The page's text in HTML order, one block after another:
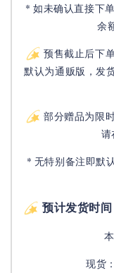
* 如未确认直接下
余
预售截止后下
默认为通贩版，发
部分赠品为限
请
* 无特别备注即默
预计发货时间
现货